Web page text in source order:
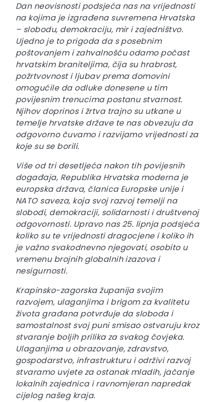
Dan neovisnosti podsjeća nas na vrijednosti
na kojima je izgrađena suvremena Hrvatska
– slobodu, demokraciju, mir i zajedništvo.
Ujedno je to prigoda da s posebnim
poštovanjem i zahvalnošću odamo počast
hrvatskim braniteljima, čija su hrabrost,
požrtvovnost i ljubav prema domovini
omogućile da odluke donesene u tim
povijesnim trenucima postanu stvarnost.
Njihov doprinos i žrtva trajno su utkane u
temelje hrvatske države te nas obvezuju da
odgovorno čuvamo i razvijamo vrijednosti za
koje su se borili.
Više od tri desetljeća nakon tih povijesnih
događaja, Republika Hrvatska moderna je
europska država, članica Europske unije i
NATO saveza, koja svoj razvoj temelji na
slobodi, demokraciji, solidarnosti i društvenoj
odgovornosti. Upravo nas 25. lipnja podsjeća
koliko su te vrijednosti dragocjene i koliko ih
je važno svakodnevno njegovati, osobito u
vremenu brojnih globalnih izazova i
nesigurnosti.
Krapinsko-zagorska županija svojim
razvojem, ulaganjima i brigom za kvalitetu
života građana potvrđuje da sloboda i
samostalnost svoj puni smisao ostvaruju kroz
stvaranje boljih prilika za svakog čovjeka.
Ulaganjima u obrazovanje, zdravstvo,
gospodarstvo, infrastrukturu i održivi razvoj
stvaramo uvjete za ostanak mladih, jačanje
lokalnih zajednica i ravnomjeran napredak
cijelog našeg kraja.